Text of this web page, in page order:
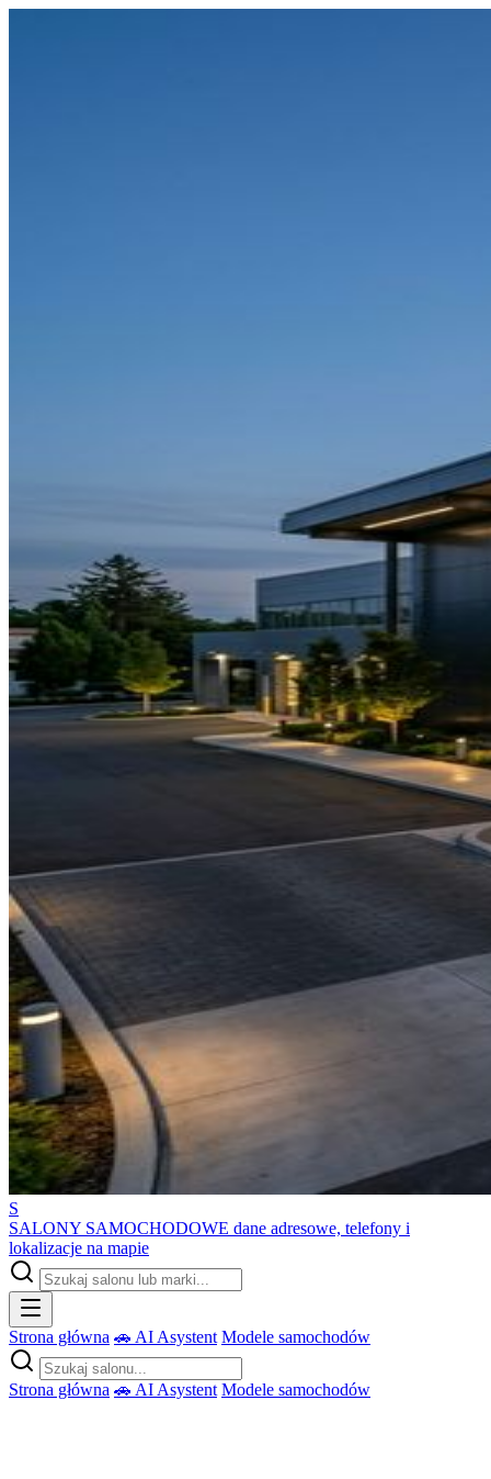
S
SALONY SAMOCHODOWE dane adresowe, telefony i
lokalizacje na mapie
Strona główna 🚗 AI Asystent Modele samochodów
Strona główna 🚗 AI Asystent Modele samochodów